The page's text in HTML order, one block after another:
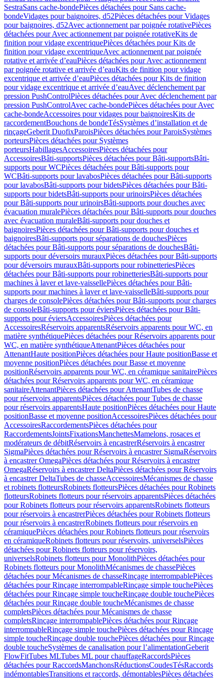
SestraSans cache-bondePièces détachées pour Sans cache-
bondeVidages pour baignoires, d52Pièces détachées pour Vidages
pour baignoires, d52Avec actionnement par poignée rotativePièces
détachées pour Avec actionnement par poignée rotativeKits de
finition pour vidage excentriquePièces détachées pour Kits de
finition pour vidage excentriqueAvec actionnement par poignée
rotative et arrivée d’eauPièces détachées pour Avec actionnement
par poignée rotative et arrivée d’eauKits de finition pour vidage
excentrique et arrivée d’eauPièces détachées pour Kits de finition
pour vidage excentrique et arrivée d’eauAvec déclenchement par
pression PushControlPièces détachées pour Avec déclenchement par
pression PushControlAvec cache-bondePièces détachées pour Avec
cache-bondeAccessoires pour vidages pour baignoiresKits de
raccordementBouchons de bondeTésSystèmes d’installation et de
rinçageGeberit DuofixParoisPièces détachées pour ParoisSystèmes
porteursPièces détachées pour Systèmes
porteursHabillagesAccessoiresPièces détachées pour
AccessoiresBâti-supportsPièces détachées pour Bâti-supportsBâti-
supports pour WCPièces détachées pour Bâti-supports pour
WCBâti-supports pour lavabosPièces détachées pour Bâti-supports
pour lavabosBâti-supports pour bidetsPièces détachées pour Bâti-
supports pour bidetsBâti-supports pour urinoirsPièces détachées
pour Bâti-supports pour urinoirsBâti-supports pour douches avec
évacuation muralePièces détachées pour Bâti-supports pour douches
avec évacuation muraleBâti-supports pour douches et
baignoiresPièces détachées pour Bâti-supports pour douches et
baignoiresBâti-supports pour séparations de douchesPièces
détachées pour Bâti-supports pour séparations de douchesBâti-
supports pour déversoirs murauxPièces détachées pour Bâti-supports
pour déversoirs murauxBâti-supports pour robinetteriesPièces
détachées pour Bâti-supports pour robinetteriesBâti-supports pour
machines à laver et lave-vaissellePièces détachées pour Bâti-
supports pour machines à laver et lave-vaisselleBâti-supports pour
charges de consolePièces détachées pour Bâti-supports pour charges
de consoleBâti-supports pour éviersPièces détachées pour Bâti-
supports pour éviersAccessoiresPièces détachées pour
AccessoiresRéservoirs apparentsRéservoirs apparents pour WC, en
matière synthétiquePièces détachées pour Réservoirs apparents pour
WC, en matière synthétiqueAttenantPièces détachées pour
AttenantHaute positionPièces détachées pour Haute positionBasse et
moyenne positionPièces détachées pour Basse et moyenne
positionRéservoirs apparents pour WC, en céramique sanitairePièces
détachées pour Réservoirs apparents pour WC, en céramique
sanitaireAttenantPièces détachées pour AttenantTubes de chasse
pour réservoirs apparentsPièces détachées pour Tubes de chasse
pour réservoirs apparentsHaute positionPièces détachées pour Haute
positionBasse et moyenne positionAccessoiresPièces détachées pour
AccessoiresRaccordementsPièces détachées pour
RaccordementsJointsFixationsManchettesMamelons, rosaces et
modérateurs de débitRéservoirs à encastrerRéservoirs à encastrer
SigmaPièces détachées pour Réservoirs à encastrer SigmaRéservoirs
à encastrer OmegaPièces détachées pour Réservoirs à encastrer
OmegaRéservoirs à encastrer DeltaPièces détachées pour Réservoirs
à encastrer DeltaTubes de chasseAccessoiresMécanismes de chasse
et robinets flotteursRobinets flotteursPièces détachées pour Robinets
flotteursRobinets flotteurs pour réservoirs apparentsPièces détachées
pour Robinets flotteurs pour réservoirs apparentsRobinets flotteurs
pour réservoirs à encastrerPièces détachées pour Robinets flotteurs
pour réservoirs à encastrerRobinets flotteurs pour réservoirs en
céramiquePièces détachées pour Robinets flotteurs pour réservoirs
en céramiqueRobinets flotteurs pour réservoirs, universelsPièces
détachées pour Robinets flotteurs pour réservoirs,
universelsRobinets flotteurs pour MonolithPièces détachées pour
Robinets flotteurs pour MonolithMécanismes de chassePièces
détachées pour Mécanismes de chasseRinçage interrompablePièces
détachées pour Rinçage interrompableRinçage simple touchePièces
détachées pour Rinçage simple toucheRinçage double touchePièces
détachées pour Rinçage double toucheMécanismes de chasse
completsPièces détachées pour Mécanismes de chasse
completsRinçage interrompablePièces détachées pour Rinçage
interrompableRinçage simple touchePièces détachées pour Rinçage
simple toucheRinçage double touchePièces détachées pour Rinçage
double toucheSystèmes de canalisation pour l’alimentationGeberit
FlowFitTubes MLTubes ML pour chauffageRaccordsPièces
détachées pour RaccordsManchonsRéductionsCoudesTésRaccords
indémontablesTransitions et raccords, démontablesPièces détachées